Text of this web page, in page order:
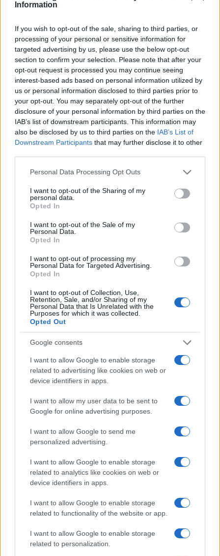
Information
If you wish to opt-out of the sale, sharing to third parties, or
processing of your personal or sensitive information for
targeted advertising by us, please use the below opt-out
section to confirm your selection. Please note that after your
opt-out request is processed you may continue seeing
interest-based ads based on personal information utilized by
us or personal information disclosed to third parties prior to
your opt-out. You may separately opt-out of the further
disclosure of your personal information by third parties on the
IAB’s list of downstream participants. This information may
also be disclosed by us to third parties on the IAB’s List of
Downstream Participants that may further disclose it to other
Please note that this website/app uses one or more Google
not limited to your visit or usage behaviour. You may click to
grant or deny consent to Google and its third-party tags to
use your data for below specified purposes in below Google
consent section.
Personal Data Processing Opt Outs
I want to opt-out of the Sharing of my
personal data.
Opted In
I want to opt-out of the Sale of my
Personal Data.
Opted In
I want to opt-out of processing my
Personal Data for Targeted Advertising.
Opted In
I want to opt-out of Collection, Use,
Retention, Sale, and/or Sharing of my
Personal Data that Is Unrelated with the
Purposes for which it was collected.
Opted Out
Google consents
I want to allow Google to enable storage
related to advertising like cookies on web or
device identifiers in apps.
I want to allow my user data to be sent to
Google for online advertising purposes.
I want to allow Google to send me
personalized advertising.
I want to allow Google to enable storage
related to analytics like cookies on web or
device identifiers in apps.
I want to allow Google to enable storage
related to functionality of the website or app.
I want to allow Google to enable storage
related to personalization.
στόχο την κορυφή της
Το FIAT 500 Hybrid τώρα από 18.990 ευρώ
ενέργεια των οπαδών της
κατακτήσω το ΝΒΑ Europe
διευκρινιστική ανάρτηση
HELLENiQ ENERGY: Κέρδη 393 εκατ. ευρώ στο α' εξάμηνο –
Στα 734 εκατ. ευρώ τα EBITDA
Viohalco: Αυξημένος κατά
14% ο τζίρος στο α'
– Στα 446 εκατ. ευρώ τα
EBITDA
ΥΠΕΘΟΟ: Νέες επενδύσεις
1 δισ. ευρώ ως το 2028 για
την Ενέργεια
Η συμφωνία Arval-Athlon αναδιαμορφώνει την αγορά leasing
VW: Η δύσκολη εξίσωση
της αναδιάρθρωσης